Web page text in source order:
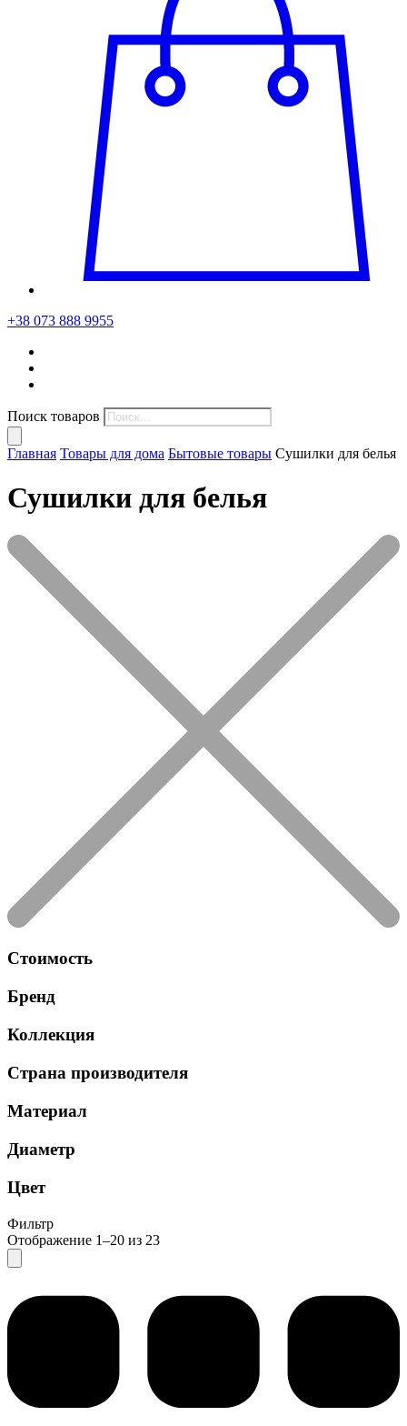
+38 073 888 9955
Поиск товаров
Главная Товары для дома Бытовые товары Сушилки для белья
Сушилки для белья
Стоимость
Бренд
Коллекция
Страна производителя
Материал
Диаметр
Цвет
Фильтр
Отображение 1–20 из 23